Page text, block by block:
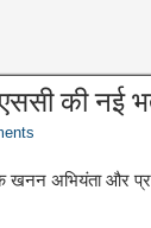
की नई
खनन अभियंता और